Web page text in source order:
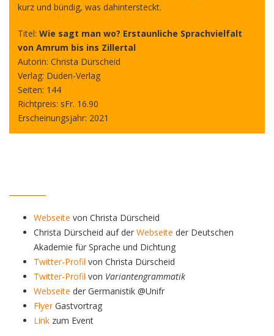
kurz und bündig, was dahintersteckt.
Titel: Wie sagt man wo? Erstaunliche Sprachvielfalt
von Amrum bis ins Zillertal
Autorin: Christa Dürscheid
Verlag: Duden-Verlag
Seiten: 144
Richtpreis: sFr. 16.90
Erscheinungsjahr: 2021
Webseite von Christa Dürscheid
Christa Dürscheid auf der Webseite der Deutschen
Akademie für Sprache und Dichtung
Twitter-Profil von Christa Dürscheid
Twitter-Profil von Variantengrammatik
Webseite der Germanistik @Unifr
FlyerGastvortrag
Link zum Event